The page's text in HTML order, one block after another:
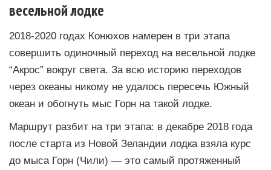
весельной лодке
2018-2020 годах Конюхов намерен в три этапа
совершить одиночный переход на весельной лодке
“Акрос” вокруг света. За всю историю переходов
через океаны никому не удалось пересечь Южный
океан и обогнуть мыс Горн на такой лодке.
Маршрут разбит на три этапа: в декабре 2018 года
после старта из Новой Зеландии лодка взяла курс
до мыса Горн (Чили) — это самый протяженный